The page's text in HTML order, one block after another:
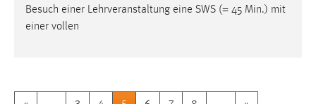
Besuch einer Lehrveranstaltung eine SWS (= 45 Min.) mit
einer vollen